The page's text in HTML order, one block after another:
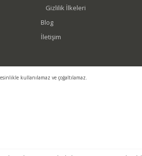
Gizlilik İlkeleri
Blog
İletişim
kullanılamaz ve çoğaltılamaz.